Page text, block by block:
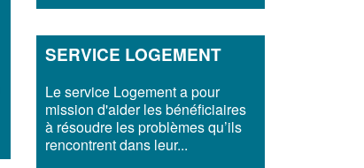
SERVICE LOGEMENT
Le service Logement a pour
mission d'aider les bénéficiaires
à résoudre les problèmes qu’ils
rencontrent dans leur...